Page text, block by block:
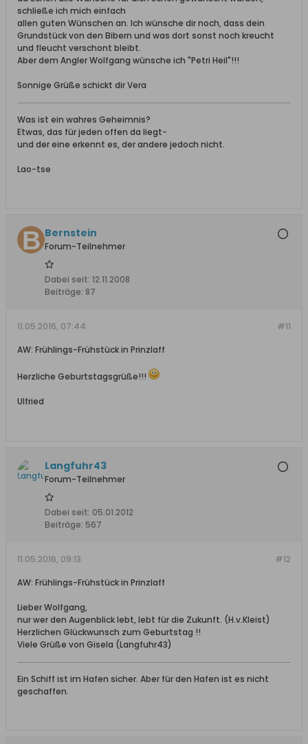
schließe ich mich einfach
allen guten Wünschen an. Ich wünsche dir noch, dass dein
Grundstück von den Bibern und was dort sonst noch kreucht
und fleucht verschont bleibt.
Aber dem Angler Wolfgang wünsche ich "Petri Heil"!!!
Sonnige Grüße schickt dir Vera
Was ist ein wahres Geheimnis?
Etwas, das für jeden offen da liegt-
und der eine erkennt es, der andere jedoch nicht.
Lao-tse
Bernstein
Forum-Teilnehmer
Dabei seit: 12.11.2008
Beiträge: 87
#11
11.05.2016, 07:44
AW: Frühlings-Frühstück in Prinzlaff
Herzliche Geburtstagsgrüße!!!
Ulfried
Langfuhr43
Forum-Teilnehmer
Dabei seit: 05.01.2012
Beiträge: 567
#12
11.05.2016, 09:13
AW: Frühlings-Frühstück in Prinzlaff
Lieber Wolfgang,
nur wer den Augenblick lebt, lebt für die Zukunft. (H.v.Kleist)
Herzlichen Glückwunsch zum Geburtstag !!
Viele Grüße von Gisela (Langfuhr43)
Ein Schiff ist im Hafen sicher. Aber für den Hafen ist es nicht
geschaffen.